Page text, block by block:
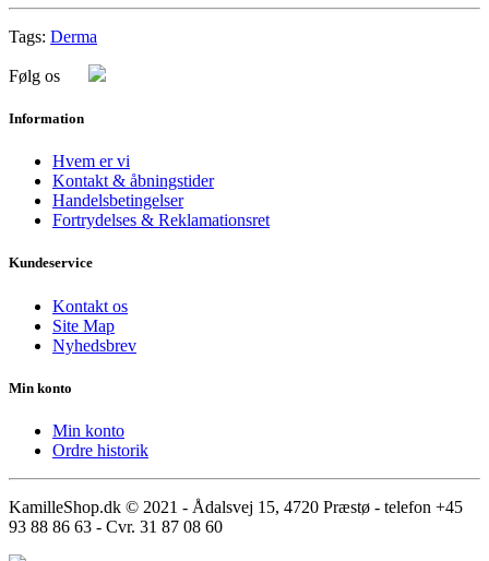
Tags: Derma
Følg os
Information
Hvem er vi
Kontakt & åbningstider
Handelsbetingelser
Fortrydelses & Reklamationsret
Kundeservice
Kontakt os
Site Map
Nyhedsbrev
Min konto
Min konto
Ordre historik
KamilleShop.dk © 2021 - Ådalsvej 15, 4720 Præstø - telefon +45
93 88 86 63 - Cvr. 31 87 08 60